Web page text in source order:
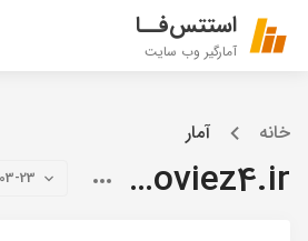
استتس‌فــا
آمارگیر وب سایت
خانه آمار
citymoviez4.ir
1400-03-23